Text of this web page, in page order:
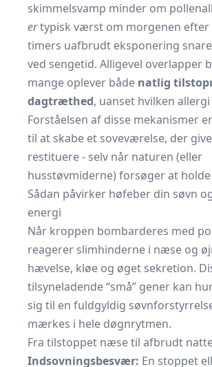
skimmelsvamp minder om
ertypisk værst om morgenen efter
timers uafbrudt eksponering
ved sengetid. Alligevel overlapper
mange oplever både natlig
dagtræthed, uanset hvilken allergi
Forståelsen af disse mekanismer
til at skabe et soveværelse, der
restituere - selv når naturen (eller
husstøvmiderne) forsøger at
Sådan påvirker høfeber din søvn
energi
Når kroppen bombarderes med
reagerer slimhinderne i næse og
hævelse, kløe og øget sekretion.
tilsyneladende “små” gener kan
sig til en fuldgyldig
mærkes i hele døgnrytmen.
Fra tilstoppet næse til afbrudt
Indsovningsbesvær: En stoppet